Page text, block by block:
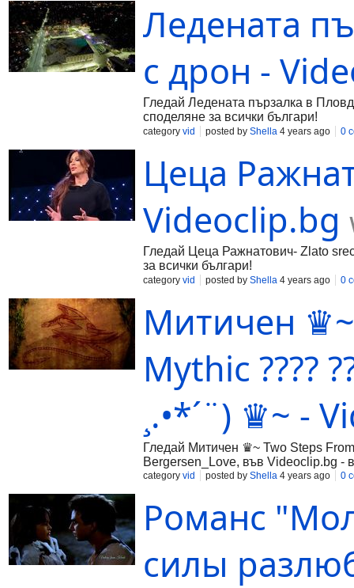
Ледената
с дрон -
Гледай Ледената пързалка в
споделяне за всички българи!
category vid posted by Shella 4 years ago 0
Цеца
Videoclip.bg
Гледай Цеца Ражнатович- Zlato
за всички българи!
category vid posted by Shella 4 years ago 0
Митичен ♛~
Mythic ????️
¸.•*´¨) ♛~ -
Гледай Митичен ♛~ Two Steps
Bergersen_Love, във Videoclip.bg -
category vid posted by Shella 4 years ago 0
Романс
силы